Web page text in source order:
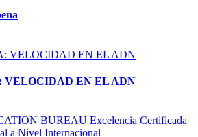
VELOCIDAD EN EL ADN